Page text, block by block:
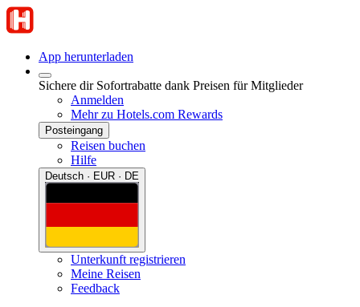
App herunterladen
Sichere dir Sofortrabatte dank Preisen für Mitglieder
Anmelden
Mehr zu Hotels.com Rewards
Posteingang
Reisen buchen
Hilfe
Deutsch · EUR · DE
Unterkunft registrieren
Meine Reisen
Feedback